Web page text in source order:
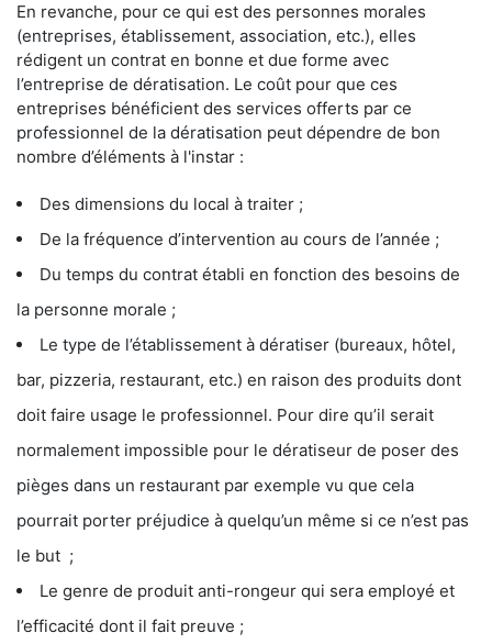
En revanche, pour ce qui est des personnes morales
(entreprises, établissement, association, etc.), elles
rédigent un contrat en bonne et due forme avec
l’entreprise de dératisation. Le coût pour que ces
entreprises bénéficient des services offerts par ce
professionnel de la dératisation peut dépendre de bon
nombre d’éléments à l'instar :
Des dimensions du local à traiter ;
De la fréquence d’intervention au cours de l’année ;
Du temps du contrat établi en fonction des besoins de
la personne morale ;
Le type de l’établissement à dératiser (bureaux, hôtel,
bar, pizzeria, restaurant, etc.) en raison des produits dont
doit faire usage le professionnel. Pour dire qu’il serait
normalement impossible pour le dératiseur de poser des
pièges dans un restaurant par exemple vu que cela
pourrait porter préjudice à quelqu’un même si ce n’est pas
le but ;
Le genre de produit anti-rongeur qui sera employé et
l’efficacité dont il fait preuve ;